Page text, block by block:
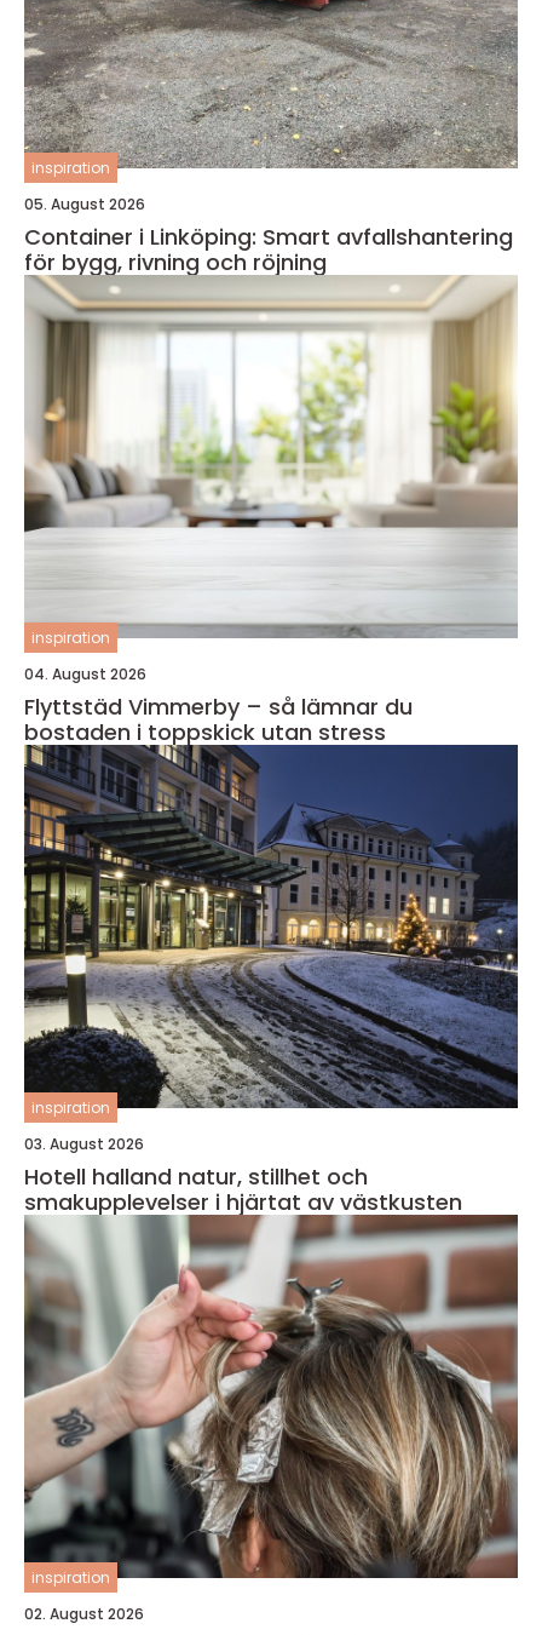
inspiration
05. August 2026
Container i Linköping: Smart avfallshantering
för bygg, rivning och röjning
inspiration
04. August 2026
Flyttstäd Vimmerby – så lämnar du
bostaden i toppskick utan stress
inspiration
03. August 2026
Hotell halland natur, stillhet och
smakupplevelser i hjärtat av västkusten
inspiration
02. August 2026